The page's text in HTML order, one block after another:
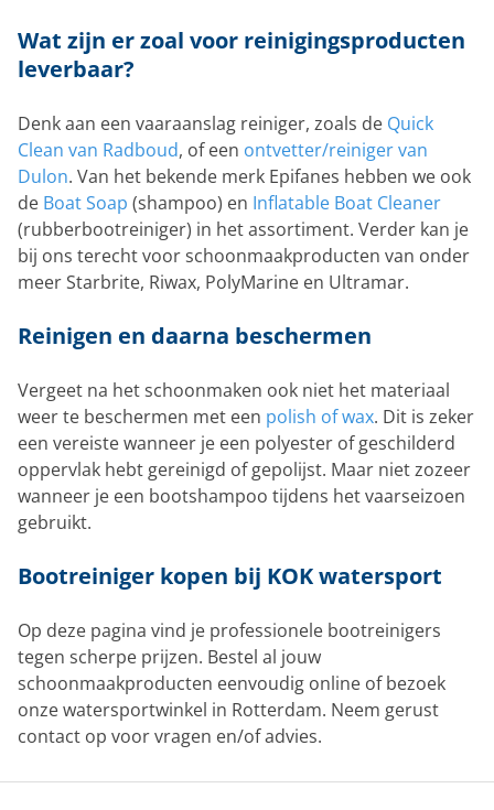
Wat zijn er zoal voor reinigingsproducten
leverbaar?
Denk aan een vaaraanslag reiniger, zoals de Quick
Clean van Radboud, of een ontvetter/reiniger van
Dulon. Van het bekende merk Epifanes hebben we ook
de Boat Soap (shampoo) en Inflatable Boat Cleaner
(rubberbootreiniger) in het assortiment. Verder kan je
bij ons terecht voor schoonmaakproducten van onder
meer Starbrite, Riwax, PolyMarine en Ultramar.
Reinigen en daarna beschermen
Vergeet na het schoonmaken ook niet het materiaal
weer te beschermen met een polish of wax. Dit is zeker
een vereiste wanneer je een polyester of geschilderd
oppervlak hebt gereinigd of gepolijst. Maar niet zozeer
wanneer je een bootshampoo tijdens het vaarseizoen
gebruikt.
Bootreiniger kopen bij KOK watersport
Op deze pagina vind je professionele bootreinigers
tegen scherpe prijzen. Bestel al jouw
schoonmaakproducten eenvoudig online of bezoek
onze watersportwinkel in Rotterdam. Neem gerust
contact op voor vragen en/of advies.